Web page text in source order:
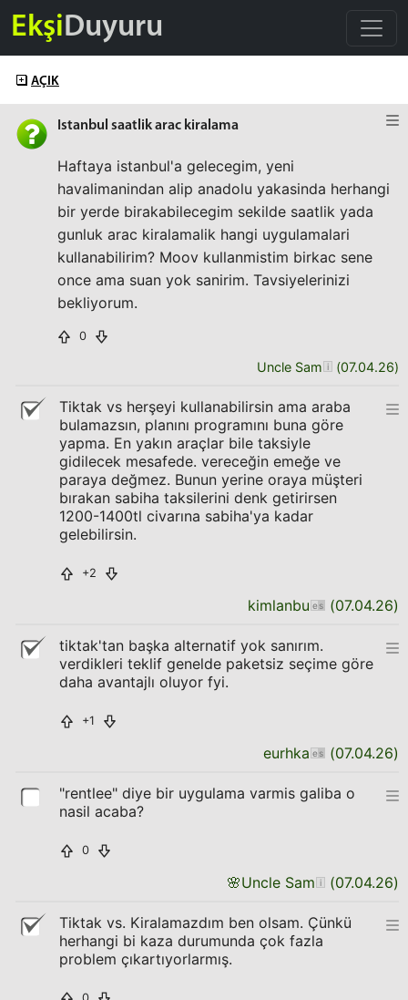
EkşiDuyuru
AÇIK
Istanbul saatlik arac kiralama
Haftaya istanbul'a gelecegim, yeni
havalimanindan alip anadolu yakasinda herhangi
bir yerde birakabilecegim sekilde saatlik yada
gunluk arac kiralamalik hangi uygulamalari
kullanabilirim? Moov kullanmistim birkac sene
once ama suan yok sanirim. Tavsiyelerinizi
bekliyorum.
0
Uncle Sam (07.04.26)
Tiktak vs herşeyi kullanabilirsin ama araba
bulamazsın, planını programını buna göre
yapma. En yakın araçlar bile taksiyle
gidilecek mesafede. vereceğin emeğe ve
paraya değmez. Bunun yerine oraya müşteri
bırakan sabiha taksilerini denk getirirsen
1200-1400tl civarına sabiha'ya kadar
gelebilirsin.
+2
kimlanbu (07.04.26)
tiktak'tan başka alternatif yok sanırım.
verdikleri teklif genelde paketsiz seçime göre
daha avantajlı oluyor fyi.
+1
eurhka (07.04.26)
"rentlee" diye bir uygulama varmis galiba o
nasil acaba?
0
🌸Uncle Sam (07.04.26)
Tiktak vs. Kiralamazdım ben olsam. Çünkü
herhangi bi kaza durumunda çok fazla
problem çıkartıyorlarmış.